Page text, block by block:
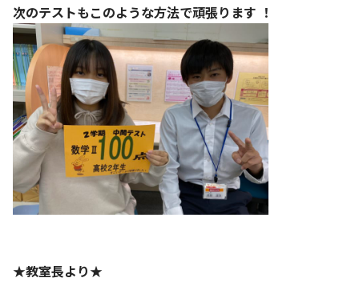
次のテストもこのような方法で頑張ります ！
★教室長より★